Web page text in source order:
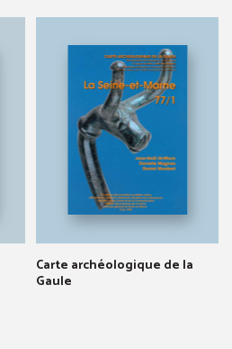
Carte archéologique de la
Gaule